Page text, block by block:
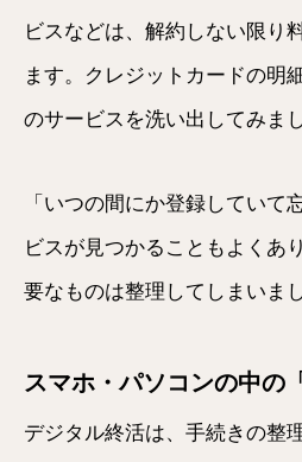
ビスなどは、解約しない限り
ます。クレジットカードの明
のサービスを洗い出してみま
「いつの間にか登録していて
ビスが見つかることもよくあ
要なものは整理してしまいま
スマホ・パソコンの中の
デジタル終活は、手続きの整